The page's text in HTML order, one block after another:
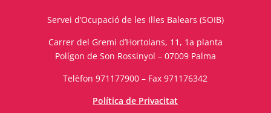
Servei d’Ocupació de les Illes Balears (SOIB)
Carrer del Gremi d’Hortolans, 11, 1a planta
Polígon de Son Rossinyol – 07009 Palma
Telèfon 971177900 – Fax 971176342
Política de Privacitat